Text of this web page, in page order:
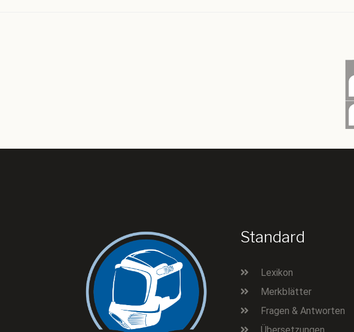
Standard
Lexikon
Merkblätter
Fragen & Antworten
Übersetzungen